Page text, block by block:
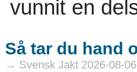
vunnit en
Så tar du hand
→ Svensk Jakt 2026-08-